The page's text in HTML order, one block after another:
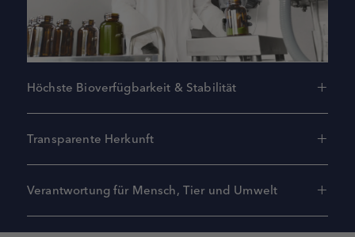
Höchste Bioverfügbarkeit & Stabilität
Transparente Herkunft
Verantwortung für Mensch, Tier und Umwelt